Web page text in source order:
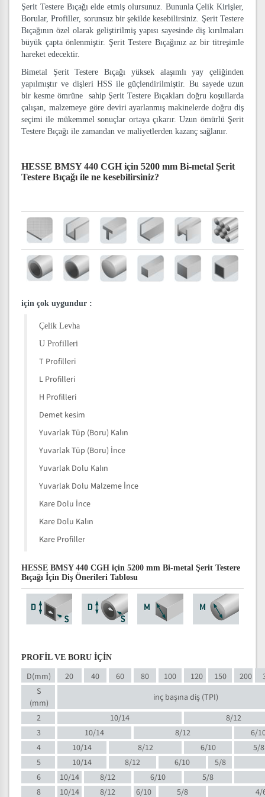
Şerit Testere Bıçağı elde etmiş olursunuz. Bununla Çelik Kirişler,
Borular, Profiller, sorunsuz bir şekilde kesebilirsiniz. Şerit Testere
Bıçağının özel olarak geliştirilmiş yapısı sayesinde diş kırılmaları
büyük çapta önlenmiştir. Şerit Testere Bıçağınız az bir titreşimle
hareket edecektir.
Bimetal Şerit Testere Bıçağı yüksek alaşımlı yay çeliğinden
yapılmıştır ve dişleri HSS ile güçlendirilmiştir. Bu sayede uzun
bir kesme ömrüne sahip Şerit Testere Bıçakları doğru koşullarda
çalışan, malzemeye göre deviri ayarlanmış makinelerde doğru diş
seçimi ile mükemmel sonuçlar ortaya çıkarır. Uzun ömürlü Şerit
Testere Bıçağı ile zamandan ve maliyetlerden kazanç sağlanır.
HESSE BMSY 440 CGH için 5200 mm Bi-metal Şerit
Testere Bıçağı ile ne kesebilirsiniz?
için çok uygundur :
Çelik Levha
U Profilleri
T Profilleri
L Profilleri
H Profilleri
Demet kesim
Yuvarlak Tüp (Boru) Kalın
Yuvarlak Tüp (Boru) İnce
Yuvarlak Dolu Kalın
Yuvarlak Dolu Malzeme İnce
Kare Dolu İnce
Kare Dolu Kalın
Kare Profiller
HESSE BMSY 440 CGH için 5200 mm Bi-metal Şerit Testere
Bıçağı İçin Diş Önerileri Tablosu
PROFİL VE BORU İÇİN
D(mm) 20 40 60 80 100 120 150 200
S
(mm)
inç başına diş (TPI)
2
10/14
8/12
3
10/14 8/12
6/
4
10/14 8/12 6/10
5/8
5
10/14 8/12 6/10
5/8
6
10/14 8/12 6/10
5/8
8
10/14 8/12 6/10 5/8
4/